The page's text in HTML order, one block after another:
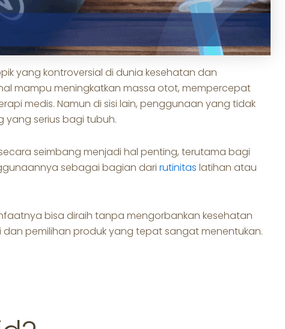
yang kontroversial di dunia kesehatan dan
mampu meningkatkan massa otot, mempercepat
medis. Namun di sisi lain, penggunaan yang tidak
serius bagi tubuh.
seimbang menjadi hal penting, terutama bagi
sebagai bagian dari rutinitas latihan atau
bisa diraih tanpa mengorbankan kesehatan
dan pemilihan produk yang tepat sangat menentukan.